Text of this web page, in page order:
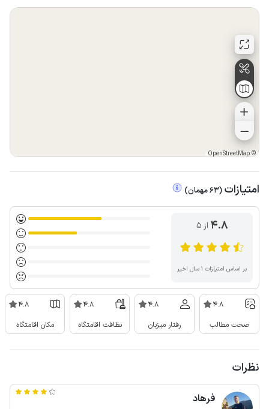
©
OpenStreetMap
امتیازات (
63مهمان)
4.8 از ۵
بر اساس امتیازات ۱ سال اخیر
4.8
صحت مطالب
4.8
رفتار میزبان
4.8
نظافت اقامتگاه
4.8
مکان اقامتگاه
نظرات
فرهاد